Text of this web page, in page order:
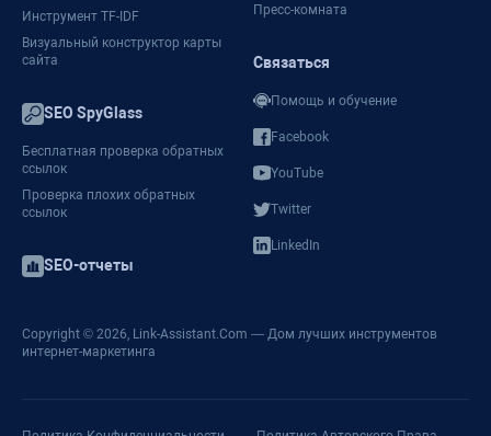
Инструмент TF-IDF
Визуальный конструктор карты
сайта
SEO SpyGlass
Бесплатная проверка обратных
ссылок
Проверка плохих обратных
ссылок
SEO-отчеты
Пресс-комната
Связаться
Помощь и обучение
Facebook
YouTube
Twitter
LinkedIn
Copyright © 2026, Link-Assistant.Com — Дом лучших инструментов
интернет-маркетинга